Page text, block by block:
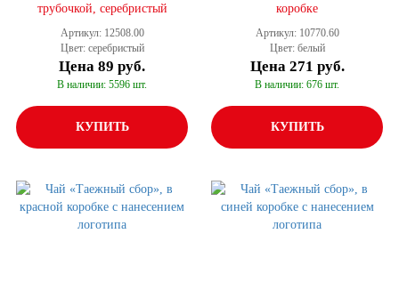
трубочкой, серебристый
Артикул: 12508.00
Цвет: серебристый
Цена 89 руб.
В наличии: 5596 шт.
КУПИТЬ
коробке
Артикул: 10770.60
Цвет: белый
Цена 271 руб.
В наличии: 676 шт.
КУПИТЬ